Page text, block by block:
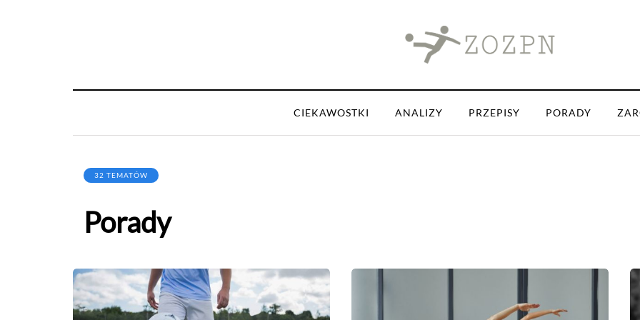
CIEKAWOSTKI ANALIZY PRZEPISY PORADY
32 TEMATÓW
Porady